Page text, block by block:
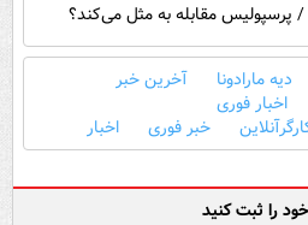
/ پرسپولیس مقابله به مثل می‌کند؟
دیه مارادونا
آخرین خبر
اخبار فوری
خبر فوری اخبار
را ثبت کنید